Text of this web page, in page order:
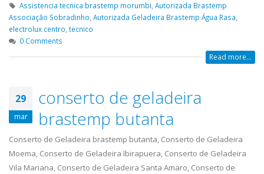
Assistencia tecnica brastemp morumbi, Autorizada Brastemp
Associação Sobradinho, Autorizada Geladeira Brastemp Água Rasa,
electrolux centro, tecnico
0 Comments
Read more...
29
mar
conserto de geladeira
brastemp butanta
Conserto de Geladeira brastemp butanta, Conserto de Geladeira
Moema, Conserto de Geladeira Ibirapuera, Conserto de Geladeira
Vila Mariana, Conserto de Geladeira Santa Amaro, Conserto de